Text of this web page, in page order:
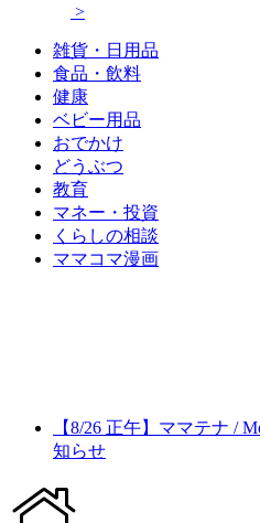
>
雑貨・日用品
食品・飲料
健康
ベビー用品
おでかけ
どうぶつ
教育
マネー・投資
くらしの相談
ママコマ漫画
【8/26 正午】ママテナ /
知らせ